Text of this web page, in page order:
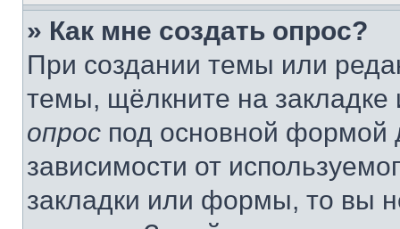
» Как мне создать опрос?
При создании темы или
темы, щёлкните на
опрос под основной формой
зависимости от
закладки или формы, то вы